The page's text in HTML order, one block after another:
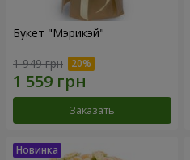
Букет "Мэрикэй"
1 949 грн
Заказать